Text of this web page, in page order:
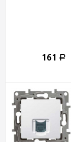
161 Р